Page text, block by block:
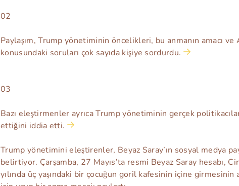
02
Paylaşım, Trump yönetiminin öncelikleri, bu anmanın amacı
konusundaki soruları çok sayıda kişiye sordurdu.
03
Bazı eleştirmenler ayrıca Trump yönetiminin gerçek
ettiğini iddia etti.
Trump yönetimini eleştirenler, Beyaz Saray’ın sosyal medya
belirtiyor. Çarşamba, 27 Mayıs’ta resmi Beyaz Saray hesabı,
yılında üç yaşındaki bir çocuğun goril kafesinin içine